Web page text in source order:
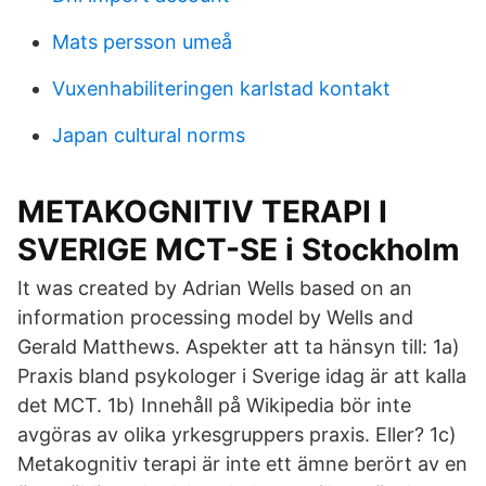
Mats persson umeå
Vuxenhabiliteringen karlstad kontakt
Japan cultural norms
METAKOGNITIV TERAPI I
SVERIGE MCT-SE i Stockholm
It was created by Adrian Wells based on an
information processing model by Wells and
Gerald Matthews. Aspekter att ta hänsyn till: 1a)
Praxis bland psykologer i Sverige idag är att kalla
det MCT. 1b) Innehåll på Wikipedia bör inte
avgöras av olika yrkesgruppers praxis. Eller? 1c)
Metakognitiv terapi är inte ett ämne berört av en